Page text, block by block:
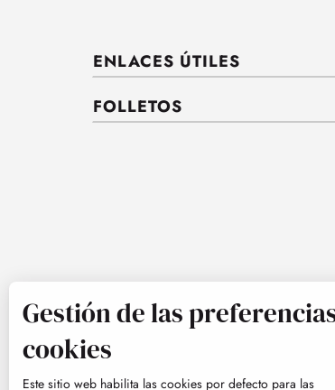
ENLACES ÚTILES
FOLLETOS
Gestión de las
cookies
Este sitio web habilita las cookies por defecto para las